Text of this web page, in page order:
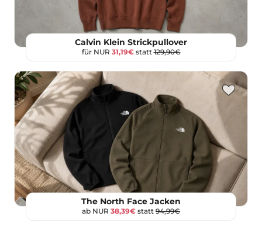
Calvin Klein Strickpullover
für NUR 31,19€statt129,90€
The North Face Jacken
ab NUR 38,39€ statt 94,99€